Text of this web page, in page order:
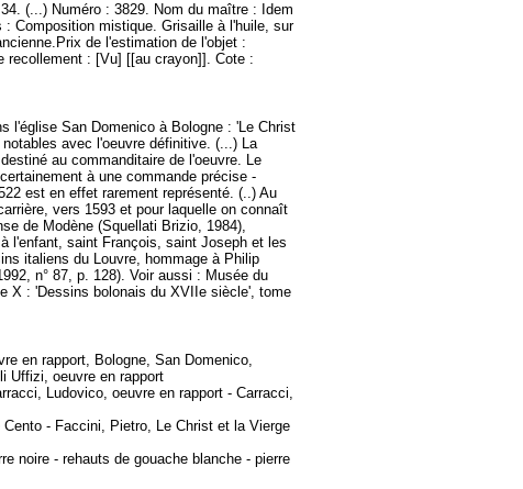
(...) Numéro : 3829. Nom du maître : Idem
Composition mistique. Grisaille à l'huile, sur
de l'estimation de l'objet :
recollement : [Vu] [[au crayon]]. Cote :
l'église San Domenico à Bologne : 'Le Christ
avec l'oeuvre définitive. (...) La
au commanditaire de l'oeuvre. Le
à une commande précise -
est en effet rarement représenté. (..) Au
vers 1593 et pour laquelle on connaît
de Modène (Squellati Brizio, 1984),
l'enfant, saint François, saint Joseph et les
italiens du Louvre, hommage à Philip
n° 87, p. 128). Voir aussi : Musée du
X : 'Dessins bolonais du XVIIe siècle', tome
en rapport, Bologne, San Domenico,
Uffizi, oeuvre en rapport
Ludovico, oeuvre en rapport - Carracci,
- Faccini, Pietro, Le Christ et la Vierge
noire - rehauts de gouache blanche - pierre